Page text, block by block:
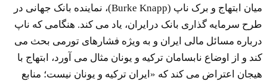
میان ابتهاج و برک ناپ (Burke Knapp)، نماینده بانک جهانی در
طرح سرمایه گذاری بانک درایران، یاد می کند. هنگامی که ناپ
درباره مسائل مالی ایران و به ویژه فشارهای تورمی بحث می
کند و از اوضاع نابسامان ترکیه و یونان مثال می آورد، ابتهاج با
هیجان اعتراض می کند که «ایران ترکیه و یونان نیست؛ منابع